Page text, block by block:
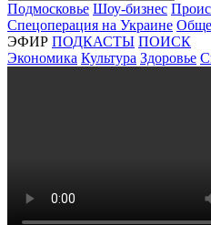
Подмосковье Шоу-бизнес
Спецоперация на Украине
ЭФИР ПОДКАСТЫ ПОИСК
Экономика Культура Здоровье